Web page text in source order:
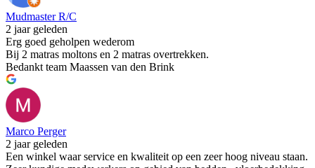
Mudmaster R/C
2 jaar geleden
Erg goed geholpen wederom
Bij 2 matras moltons en 2 matras overtrekken.
Bedankt team Maassen van den Brink
Marco Perger
2 jaar geleden
Een winkel waar service en kwaliteit op een zeer hoog niveau staan.